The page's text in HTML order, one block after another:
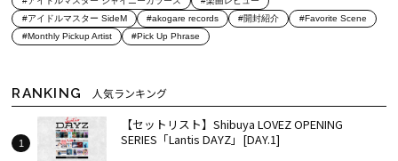
#アイドルマスター SideM
#akogare records #開封紹介
#Favorite Scene
#Monthly Pickup Artist
#Pick Up Phrase
RANKING 人気ランキング
【セットリスト】Shibuya LOVEZ OPENING
SERIES「Lantis DAYZ」[DAY.1]